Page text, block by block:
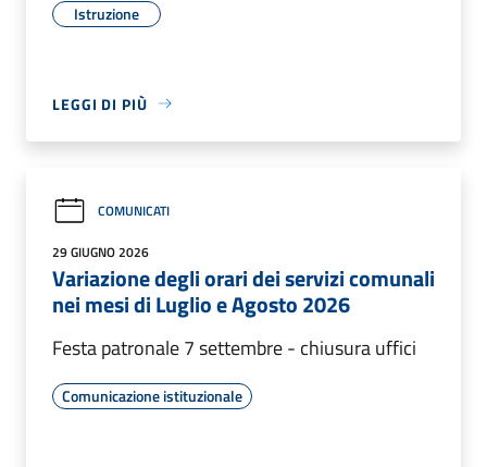
Istruzione
LEGGI DI PIÙ
COMUNICATI
29 GIUGNO 2026
Variazione degli orari dei servizi comunali
nei mesi di Luglio e Agosto 2026
Festa patronale 7 settembre - chiusura uffici
Comunicazione istituzionale